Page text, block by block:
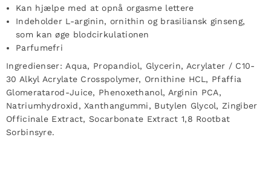
Kan hjælpe med at opnå orgasme lettere
Indeholder L-arginin, ornithin og brasiliansk ginseng,
som kan øge blodcirkulationen
Parfumefri
Ingredienser: Aqua, Propandiol, Glycerin, Acrylater / C10-
30 Alkyl Acrylate Crosspolymer, Ornithine HCL, Pfaffia
Glomeratarod-Juice, Phenoxethanol, Arginin PCA,
Natriumhydroxid, Xanthangummi, Butylen Glycol, Zingiber
Officinale Extract, Socarbonate Extract 1,8 Rootbat
Sorbinsyre.